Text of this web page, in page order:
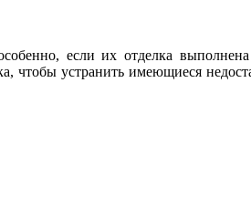
если их отделка
чтобы устранить имеющиеся